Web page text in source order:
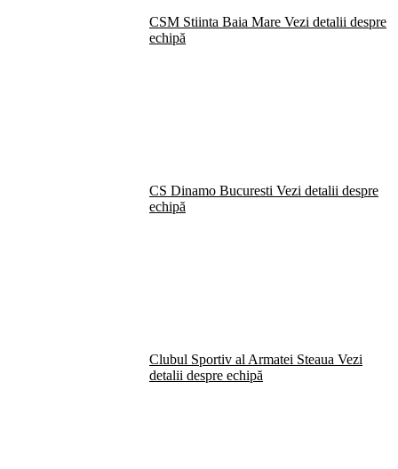
CSM Stiinta Baia Mare Vezi detalii despre
echipă
CS Dinamo Bucuresti Vezi detalii despre
echipă
Clubul Sportiv al Armatei Steaua Vezi
detalii despre echipă